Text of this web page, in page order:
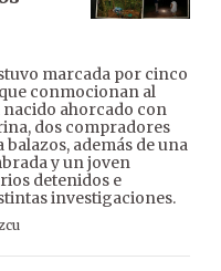
marcada por cinco
conmocionan al
nacido ahorcado con
dos compradores
balazos, además de una
y un joven
detenidos e
investigaciones.